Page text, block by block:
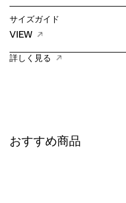
サイズガイド
VIEW
詳しく見る
おすすめ商品